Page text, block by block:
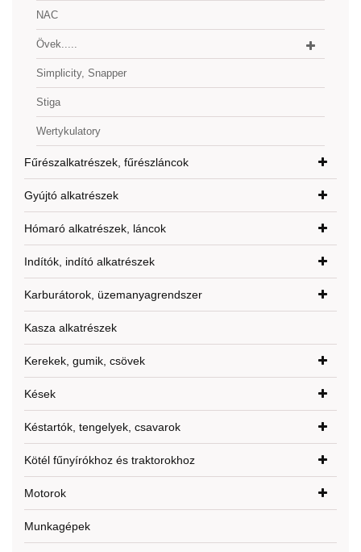
NAC
Övek.....
Simplicity, Snapper
Stiga
Wertykulatory
Fűrészalkatrészek, fűrészláncok
Gyújtó alkatrészek
Hómaró alkatrészek, láncok
Indítók, indító alkatrészek
Karburátorok, üzemanyagrendszer
Kasza alkatrészek
Kerekek, gumik, csövek
Kések
Késtartók, tengelyek, csavarok
Kötél fűnyírókhoz és traktorokhoz
Motorok
Munkagépek